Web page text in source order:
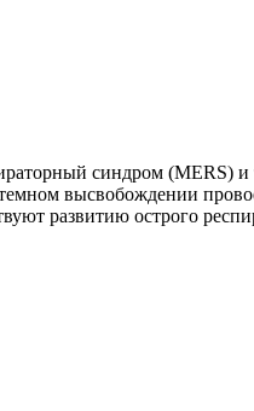
синдром (MERS) и
высвобождении
развитию острого